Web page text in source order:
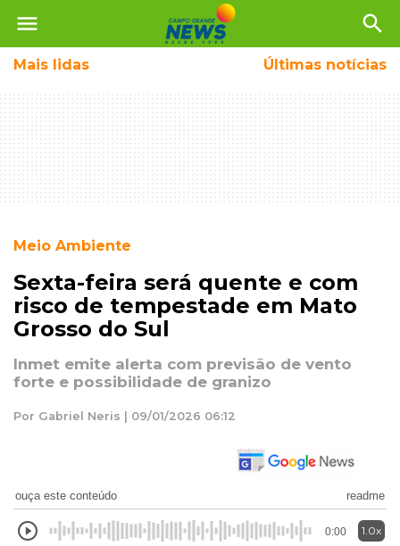
menu search
Mais lidas Últimas notícias
Meio Ambiente
Sexta-feira será quente e com
risco de tempestade em Mato
Grosso do Sul
Inmet emite alerta com previsão de vento
forte e possibilidade de granizo
Por Gabriel Neris | 09/01/2026 06:12
ouça este conteúdo readme
0:00 1.0x